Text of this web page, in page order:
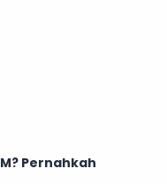
Pernahkah